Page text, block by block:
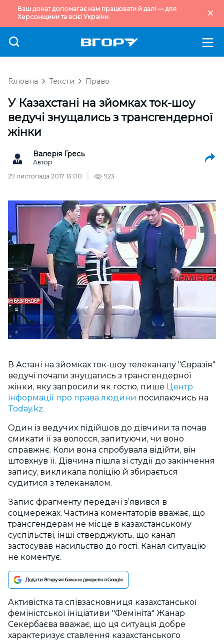
Ваш донат допомагає нам працювати й далі — для
Херсонщини та всієї України.
Головна Тексти Право
У Казахстані на зйомках ток-шоу
ведучі знущались з трансгендерної
жінки
Валерія Гресь
Автор
29 листопада 2017 13:00
923
В Астані на зйомках ток-шоу телеканалу "Євразія"
ведучі почали знущатись з трансгендерної
жінки, яку запросили як гостю, пише Центр
інформації про права людини посилаючись на
Today.kz.
Один із ведучих підійшов до дівчини та почав
смикати її за волосся, запитуючи, чи воно
справжнє. Коли вона спробувала відійти, він
штовхнув її. Дівчина пішла зі студії до закінчення
запису, викликала поліцію й збирається
судитися з телеканалом.
Запис фрагменту передачі з’явився в
соцмережах. Частина коментаторів вважає, що
трансгендерам не місце в казахстанському
суспільстві, інші стверджують, що канал
застосував насильство до гості. Канал ситуацію
не коментує.
Додати Вгору як бажане джерело в Google
Активістка та співзасновниця казахстанської
феміністської ініціативи "Фемініта" Жанар
Секербаєва вважає, що ця ситуація добре
характеризує ставлення казахстанського